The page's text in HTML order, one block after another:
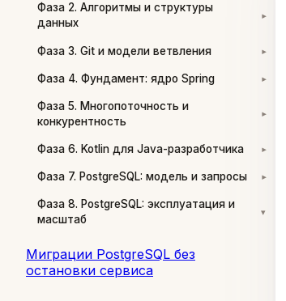
Фаза 2. Алгоритмы и структуры
данных
▾
Фаза 3. Git и модели ветвления ▾
Фаза 4. Фундамент: ядро Spring ▾
Фаза 5. Многопоточность и
конкурентность
▾
Фаза 6. Kotlin для Java-разработчика ▾
Фаза 7. PostgreSQL: модель и запросы ▾
Фаза 8. PostgreSQL: эксплуатация и
масштаб
▾
Миграции PostgreSQL без
остановки сервиса